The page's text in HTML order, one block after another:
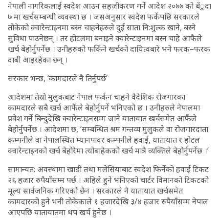
नेपाली नागरिकलाई स्वदेश आउन सहजीकरण गर्ने आदेश २०७७ को बँुदा
७ मा खर्चसम्बन्धी व्यवस्था छ । जसअनुसार स्वदेश फर्केपछि सरकारले
तोकेको क्वारेन्टाइनमा बस्न चाहनेहरुले दुई साता नि:शुल्क खाने, बस्ने
सुविधा पाउनेछन् । तर होटलमा बनाइने क्वारेन्टाइनमा बस्न चाहे आफैले
खर्च बेहोर्नुपर्नेछ । उनीहरुको फर्किने खर्चको दायित्वबारे भने फरक–फरक
दाबी आइरहेका छन् ।
सरकार भन्छ, ‘कामदारले नै तिर्नुपर्छ’
आदेशमा तेस्रो मुलुकबाट नेपाल फर्कन चाहने वैदेशिक रोजगारका
कामदारले सबै खर्च आफैंले बेहोर्नुपर्ने भनिएको छ । उनीहरुले नेपालमा
प्रवेश गर्ने बिन्दुदेखि क्वारेन्टाइनसम्म जाने यातायात खर्चसमेत आफैंले
बेहोर्नुपर्नेछ । आदेशमा छ, ‘सम्बन्धित श्रम गन्तव्य मुलुकले वा रोजगारदाता
कम्पनीले वा नेपालस्थित म्यानपावर कम्पनीले हवाई, यातायात र होटल
क्वारेन्टाइनको खर्च बेहोरेमा त्योबाहेकको खर्च मात्रै व्यक्तिले बेहोर्नुपर्नेछ ।’
सामान्यत: अवस्थामा खाडी तथा मलेसियाबाट स्वदेश फिर्नेको हवाई टिकट
२६ हजार रुपैयाँसम्म पर्छ । अहिले हुने भनिएको चार्टर विमानको टिकटको
मूल्य सार्वजनिक गरिएको छैन । सरकारले नै यातायात खर्चसमेत
कामदारको हुने भनी तोकेकाले १ हजारदेखि ३/४ हजार रुपैयाँसम्म नेपाल
आएपछि यातायातमा थप खर्च हुनेछ ।